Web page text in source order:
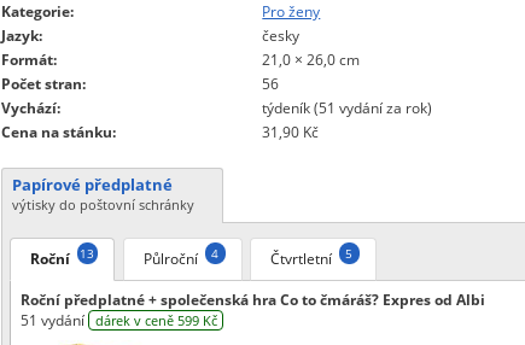
Kategorie:
Pro ženy
Jazyk:
česky
Formát:
21,0 × 26,0 cm
Počet stran:
56
Vychází:
týdeník (51 vydání za rok)
Cena na stánku:
31,90 Kč
Papírové předplatné
výtisky do poštovní schránky
Roční 13 Půlroční 4 Čtvrtletní 5
Roční předplatné + společenská hra Co to čmáráš? Expres od Albi
51 vydání dárek v ceně 599 Kč